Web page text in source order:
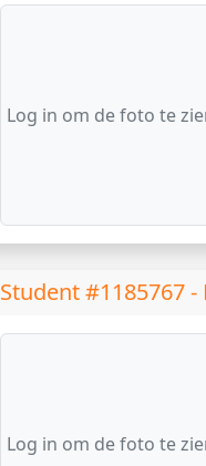
Log in om de foto te
Student #1185767
Log in om de foto te